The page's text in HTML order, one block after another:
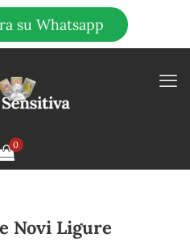
su Whatsapp
0
Novi Ligure